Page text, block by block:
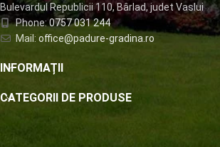
Bulevardul Republicii 110, Bârlad, judet Vaslui
Phone:0757 031 244
Mail: office@padure-gradina.ro
INFORMAȚII
CATEGORII DE PRODUSE